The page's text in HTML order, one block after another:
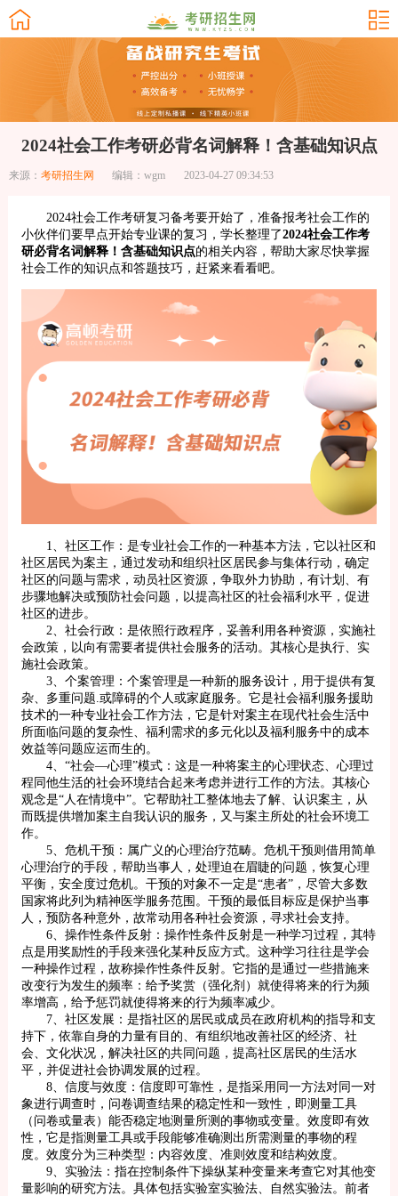
2024社会工作考研必背名词解释！含基础知识点
来源： 考研招生网 编辑：wgm 2023-04-27 09:34:53
2024社会工作考研复习备考要开始了，准备报考社会工作的
小伙伴们要早点开始专业课的复习，学长整理了2024社会工作考
研必背名词解释！含基础知识点的相关内容，帮助大家尽快掌握
社会工作的知识点和答题技巧，赶紧来看看吧。
1、社区工作：是专业社会工作的一种基本方法，它以社区和
社区居民为案主，通过发动和组织社区居民参与集体行动，确定
社区的问题与需求，动员社区资源，争取外力协助，有计划、有
步骤地解决或预防社会问题，以提高社区的社会福利水平，促进
社区的进步。
2、社会行政：是依照行政程序，妥善利用各种资源，实施社
会政策，以向有需要者提供社会服务的活动。其核心是执行、实
施社会政策。
3、个案管理：个案管理是一种新的服务设计，用于提供有复
杂、多重问题.或障碍的个人或家庭服务。它是社会福利服务援助
技术的一种专业社会工作方法，它是针对案主在现代社会生活中
所面临问题的复杂性、福利需求的多元化以及福利服务中的成本
效益等问题应运而生的。
4、“社会—心理”模式：这是一种将案主的心理状态、心理过
程同他生活的社会环境结合起来考虑并进行工作的方法。其核心
观念是“人在情境中”。它帮助社工整体地去了解、认识案主，从
而既提供增加案主自我认识的服务，又与案主所处的社会环境工
作。
5、危机干预：属广义的心理治疗范畴。危机干预则借用简单
心理治疗的手段，帮助当事人，处理迫在眉睫的问题，恢复心理
平衡，安全度过危机。干预的对象不一定是“患者”，尽管大多数
国家将此列为精神医学服务范围。干预的最低目标应是保护当事
人，预防各种意外，故常动用各种社会资源，寻求社会支持。
6、操作性条件反射：操作性条件反射是一种学习过程，其特
点是用奖励性的手段来强化某种反应方式。这种学习往往是学会
一种操作过程，故称操作性条件反射。它指的是通过一些措施来
改变行为发生的频率：给予奖赏（强化剂）就使得将来的行为频
率增高，给予惩罚就使得将来的行为频率减少。
7、社区发展：是指社区的居民或成员在政府机构的指导和支
持下，依靠自身的力量有目的、有组织地改善社区的经济、社
会、文化状况，解决社区的共同问题，提高社区居民的生活水
平，并促进社会协调发展的过程。
8、信度与效度：信度即可靠性，是指采用同一方法对同一对
象进行调查时，问卷调查结果的稳定性和一致性，即测量工具
（问卷或量表）能否稳定地测量所测的事物或变量。效度即有效
性，它是指测量工具或手段能够准确测出所需测量的事物的程
度。效度分为三种类型：内容效度、准则效度和结构效度。
9、实验法：指在控制条件下操纵某种变量来考查它对其他变
量影响的研究方法。具体包括实验室实验法、自然实验法。前者